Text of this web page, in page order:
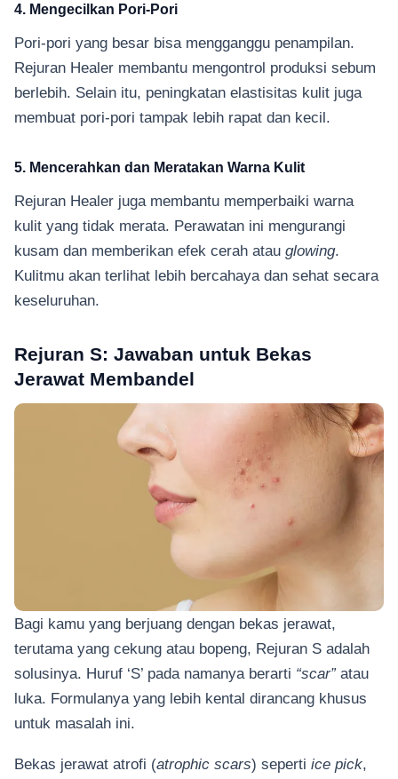
4. Mengecilkan Pori-Pori
Pori-pori yang besar bisa mengganggu penampilan.
Rejuran Healer membantu mengontrol produksi sebum
berlebih. Selain itu, peningkatan elastisitas kulit juga
membuat pori-pori tampak lebih rapat dan kecil.
5. Mencerahkan dan Meratakan Warna Kulit
Rejuran Healer juga membantu memperbaiki warna
kulit yang tidak merata. Perawatan ini mengurangi
kusam dan memberikan efek cerah atau glowing.
Kulitmu akan terlihat lebih bercahaya dan sehat secara
keseluruhan.
Rejuran S: Jawaban untuk Bekas
Jerawat Membandel
Bagi kamu yang berjuang dengan bekas jerawat,
terutama yang cekung atau bopeng, Rejuran S adalah
solusinya. Huruf ‘S’ pada namanya berarti “scar”atau
luka. Formulanya yang lebih kental dirancang khusus
untuk masalah ini.
Bekas jerawat atrofi (atrophic scars) seperti ice pick,